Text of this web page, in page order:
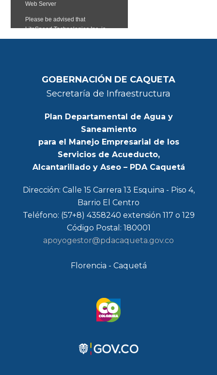
GOBERNACIÓN DE CAQUETA
Secretaría de Infraestructura
Plan Departamental de Agua y
Saneamiento
para el Manejo Empresarial de los
Servicios de Acueducto,
Alcantarillado y Aseo – PDA Caquetá
Dirección: Calle 15 Carrera 13 Esquina - Piso 4,
Barrio El Centro
Teléfono: (57+8) 4358240 extensión 117 o 129
Código Postal: 180001
apoyogestor@pdacaqueta.gov.co
Florencia - Caquetá